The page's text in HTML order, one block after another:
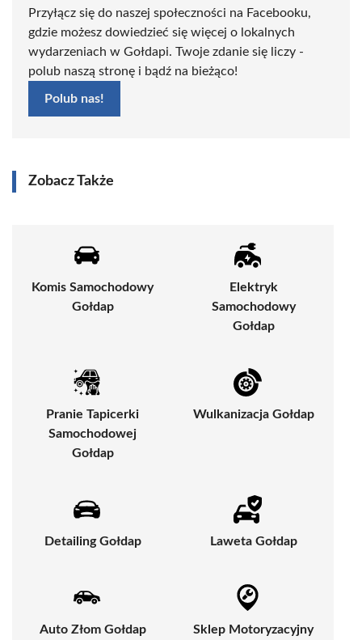
Przyłącz się do naszej społeczności na Facebooku,
gdzie możesz dowiedzieć się więcej o lokalnych
wydarzeniach w Gołdapi. Twoje zdanie się liczy -
polub naszą stronę i bądź na bieżąco!
Polub nas!
Zobacz Także
Komis Samochodowy
Gołdap
Elektryk
Samochodowy
Gołdap
Pranie Tapicerki
Samochodowej
Gołdap
Wulkanizacja Gołdap
Detailing Gołdap Laweta Gołdap
Auto Złom Gołdap
Sklep Motoryzacyjny